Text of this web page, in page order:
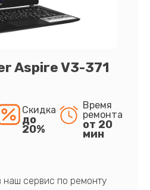
Aspire V3-371
Скидка
до
20%
Время
ремонта
от 20
мин
наш сервис по ремонту